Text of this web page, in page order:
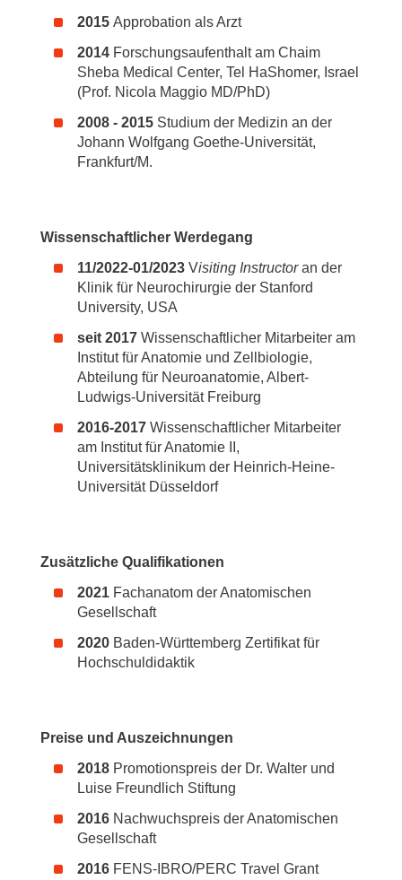
2015 Approbation als Arzt
2014 Forschungsaufenthalt am Chaim
Sheba Medical Center, Tel HaShomer, Israel
(Prof. Nicola Maggio MD/PhD)
2008 - 2015 Studium der Medizin an der
Johann Wolfgang Goethe-Universität,
Frankfurt/M.
Wissenschaftlicher Werdegang
11/2022-01/2023 Visiting Instructoran der
Klinik für Neurochirurgie der Stanford
University, USA
seit 2017 Wissenschaftlicher Mitarbeiter am
Institut für Anatomie und Zellbiologie,
Abteilung für Neuroanatomie, Albert-
Ludwigs-Universität Freiburg
2016-2017 Wissenschaftlicher Mitarbeiter
am Institut für Anatomie II,
Universitätsklinikum der Heinrich-Heine-
Universität Düsseldorf
Zusätzliche Qualifikationen
2021 Fachanatom der Anatomischen
Gesellschaft
2020 Baden-Württemberg Zertifikat für
Hochschuldidaktik
Preise und Auszeichnungen
2018 Promotionspreis der Dr. Walter und
Luise Freundlich Stiftung
2016 Nachwuchspreis der Anatomischen
Gesellschaft
2016 FENS-IBRO/PERC Travel Grant